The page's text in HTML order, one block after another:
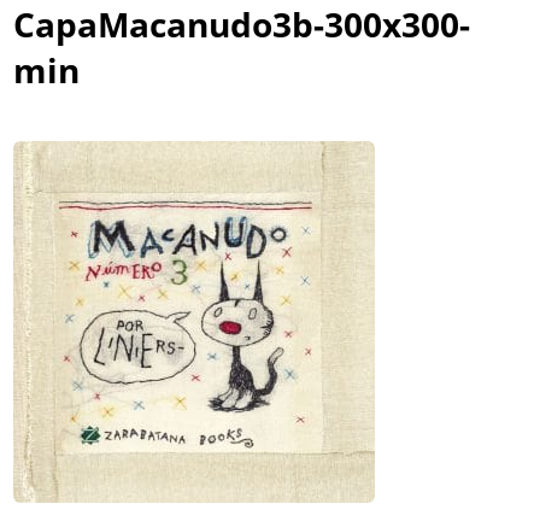
CapaMacanudo3b-300x300-
min